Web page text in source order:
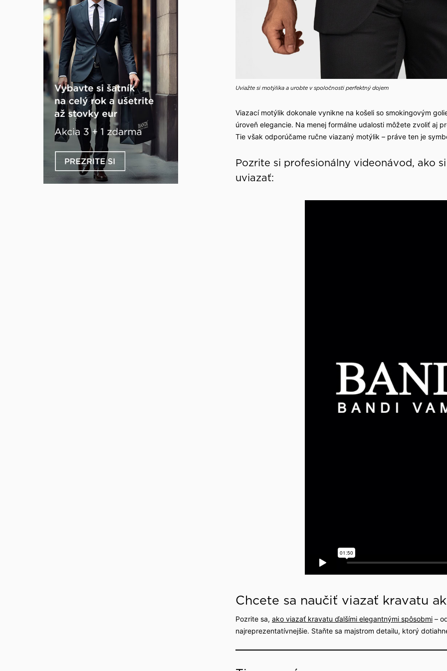
Uviažte si motýlika a urobte v spoločnosti perfektný dojem
Viazací motýlik dokonale vynikne na košeli so smokingovým
úroveň elegancie. Na menej formálne udalosti môžete zvoliť aj
Tie však odporúčame ručne viazaný motýlik – práve ten je
Pozrite si profesionálny videonávod, ako
uviazať:
Chcete sa naučiť viazať kravatu
Pozrite sa, ako viazať kravatu ďalšími elegantnými spôsobmi –
najreprezentatívnejšie. Staňte sa majstrom detailu, ktorý